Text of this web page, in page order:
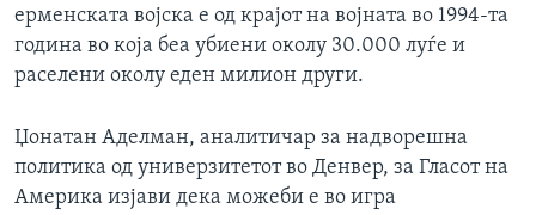
ерменската војска е од крајот на војната во 1994-та
година во која беа убиени околу 30.000 луѓе и
раселени околу еден милион други.
Џонатан Аделман, аналитичар за надворешна
политика од универзитетот во Денвер, за Гласот на
Америка изјави дека можеби е во игра